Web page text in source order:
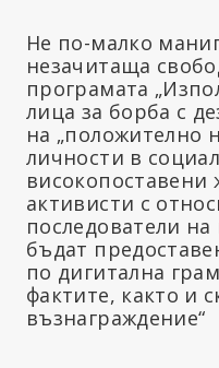
Не по-малко
незачитаща
програмата
лица за борба с
на „положително
личности в
високопоставени
активисти с
последователи
бъдат
по дигитална
фактите, както и
възнаграждение“